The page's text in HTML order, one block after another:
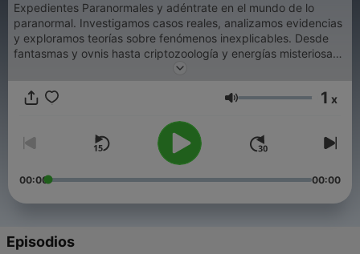
Expedientes Paranormales y adéntrate en el mundo de lo
paranormal. Investigamos casos reales, analizamos evidencias
y exploramos teorías sobre fenómenos inexplicables. Desde
fantasmas y ovnis hasta criptozoología y energías misteriosas,
¡aquí encontrarás todo lo que necesitas saber sobre lo
#Investigación #FenómenosInexplicables #CasosReales
Volumen 1 x
00:00 00:00
Episodios